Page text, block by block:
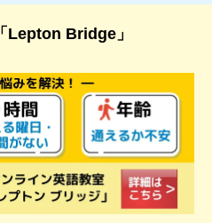
「Lepton Bridge」